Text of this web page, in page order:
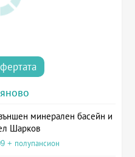
минерален басейн и
Шарков
+ полупансион